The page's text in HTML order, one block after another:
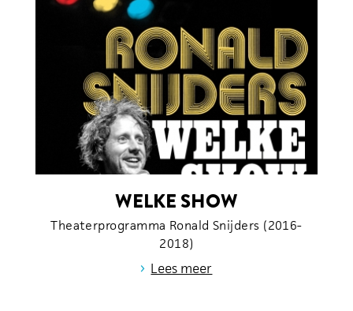
WELKE SHOW
Theaterprogramma Ronald Snijders (2016-
2018)
› Lees meer